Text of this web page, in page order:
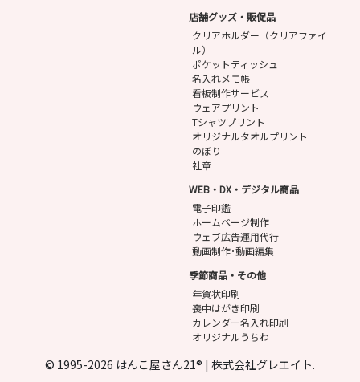
店舗グッズ・販促品
クリアホルダー（クリアファイ
ル）
ポケットティッシュ
名入れメモ帳
看板制作サービス
ウェアプリント
Tシャツプリント
オリジナルタオルプリント
のぼり
社章
WEB・DX・デジタル商品
電子印鑑
ホームページ制作
ウェブ広告運用代行
動画制作･動画編集
季節商品・その他
年賀状印刷
喪中はがき印刷
カレンダー名入れ印刷
オリジナルうちわ
© 1995-2026 はんこ屋さん21® | 株式会社グレエイト.